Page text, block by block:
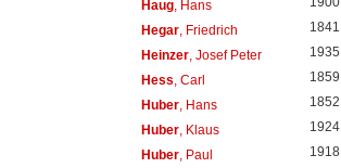
Haug, Hans
Hegar, Friedrich 1841
Heinzer, Josef Peter 1935
Hess , Carl 1859
Huber, Hans 1852
Huber, Klaus 1924
Huber, Paul 1918